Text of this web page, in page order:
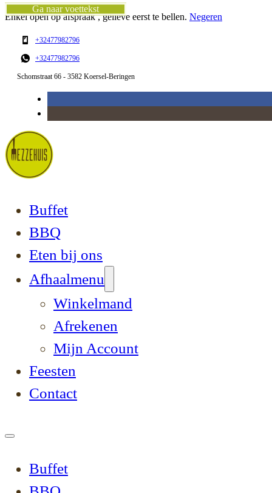
Enkel open op afspraak , gelieve eerst te bellen. Negeren
Ga naar hoofdinhoud
Ga naar voettekst
+32477982796
+32477982796
Schomstraat 66 - 3582 Koersel-Beringen
Buffet
BBQ
Eten bij ons
Afhaalmenu
Winkelmand
Afrekenen
Mijn Account
Feesten
Contact
Buffet